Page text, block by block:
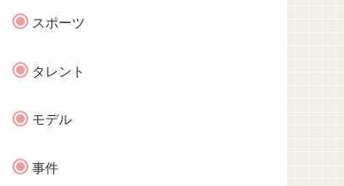
スポーツ
タレント
モデル
事件